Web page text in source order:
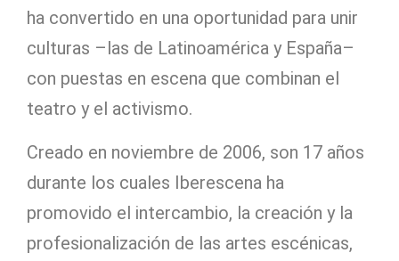
ha convertido en una oportunidad para unir
culturas –las de Latinoamérica y España–
con puestas en escena que combinan el
teatro y el activismo.
Creado en noviembre de 2006, son 17 años
durante los cuales Iberescena ha
promovido el intercambio, la creación y la
profesionalización de las artes escénicas,